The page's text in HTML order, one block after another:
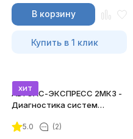
В корзину
Купить в 1 клик
хит
АВТОАС-ЭКСПРЕСС 2МК3 -
Диагностика систем
5.0 (2)